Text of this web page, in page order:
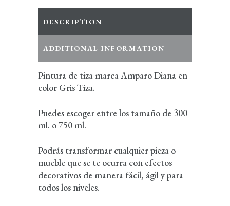
DESCRIPTION
ADDITIONAL INFORMATION
Pintura de tiza marca Amparo Diana en
color Gris Tiza.
Puedes escoger entre los tamaño de 300
ml. o 750 ml.
Podrás transformar cualquier pieza o
mueble que se te ocurra con efectos
decorativos de manera fácil, ágil y para
todos los niveles.